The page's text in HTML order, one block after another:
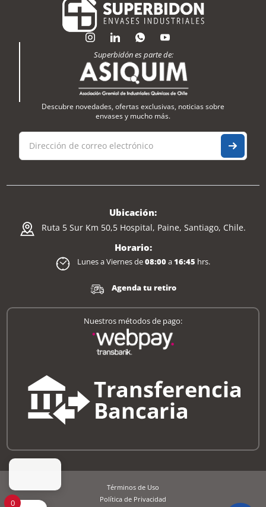
Superbidón es parte de:
Descubre novedades, ofertas exclusivas, noticias sobre
envases y mucho más.
Ubicación:
Ruta 5 Sur Km 50,5 Hospital, Paine, Santiago, Chile.
Horario:
Lunes a Viernes de08:00a16:45 hrs.
Agenda tu retiro
Nuestros métodos de pago:
Términos de Uso
Política de Privacidad
0